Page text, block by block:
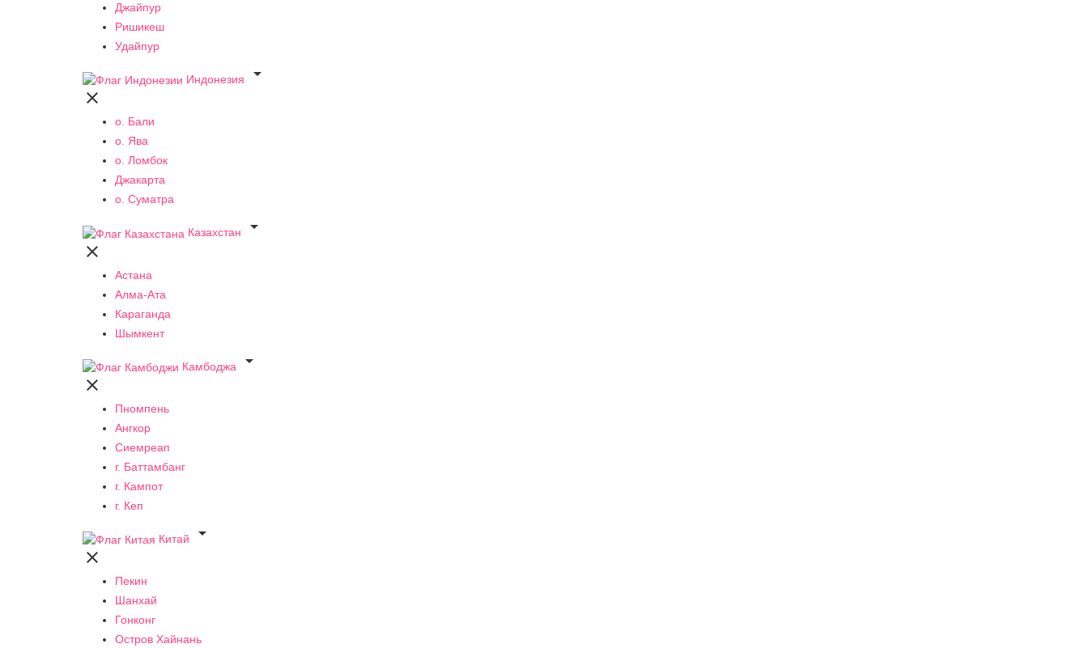
Джайпур
Ришикеш
Удайпур
Индонезия


о. Бали
о. Ява
о. Ломбок
Джакарта
о. Суматра
Казахстан


Астана
Алма-Ата
Караганда
Шымкент
Камбоджа


Пномпень
Ангкор
Сиемреап
г. Баттамбанг
г. Кампот
г. Кеп
Китай


Пекин
Шанхай
Гонконг
Остров Хайнань